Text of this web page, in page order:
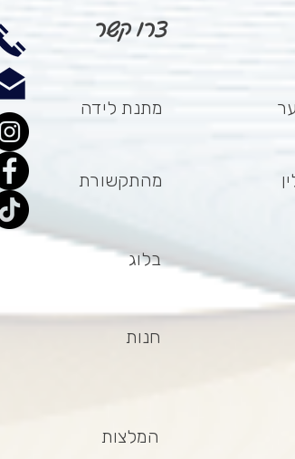
צרו קשר
מתנת לידה
מהתקשורת
בלוג
חנות
המלצות